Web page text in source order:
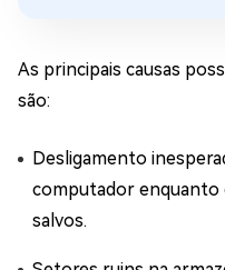
As principais causas
são:
Desligamento
computador enquanto
salvos.